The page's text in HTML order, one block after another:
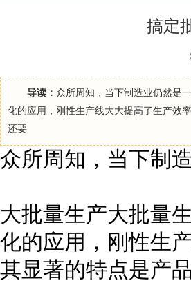
搞定
导读： 众所周知，当下制造业仍然是
化的应用，刚性生产线大大提高了生产效
还要
众所周知，当下制
大批量生产大批量
化的应用，刚性生
其显著的特点是产